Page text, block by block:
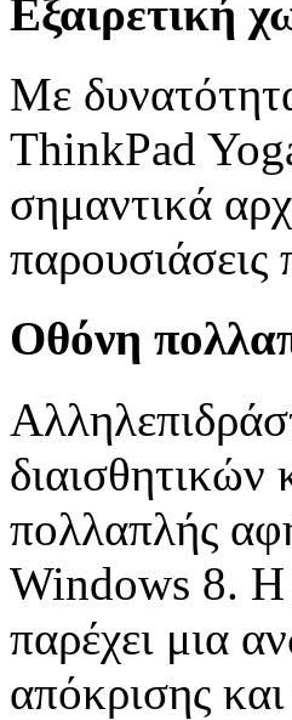
Εξαιρετική
Με
ThinkPad
σημαντικά
παρουσιάσεις
Οθόνη
πολλαπλής
Windows 8. Η
παρέχει μια
απόκρισης